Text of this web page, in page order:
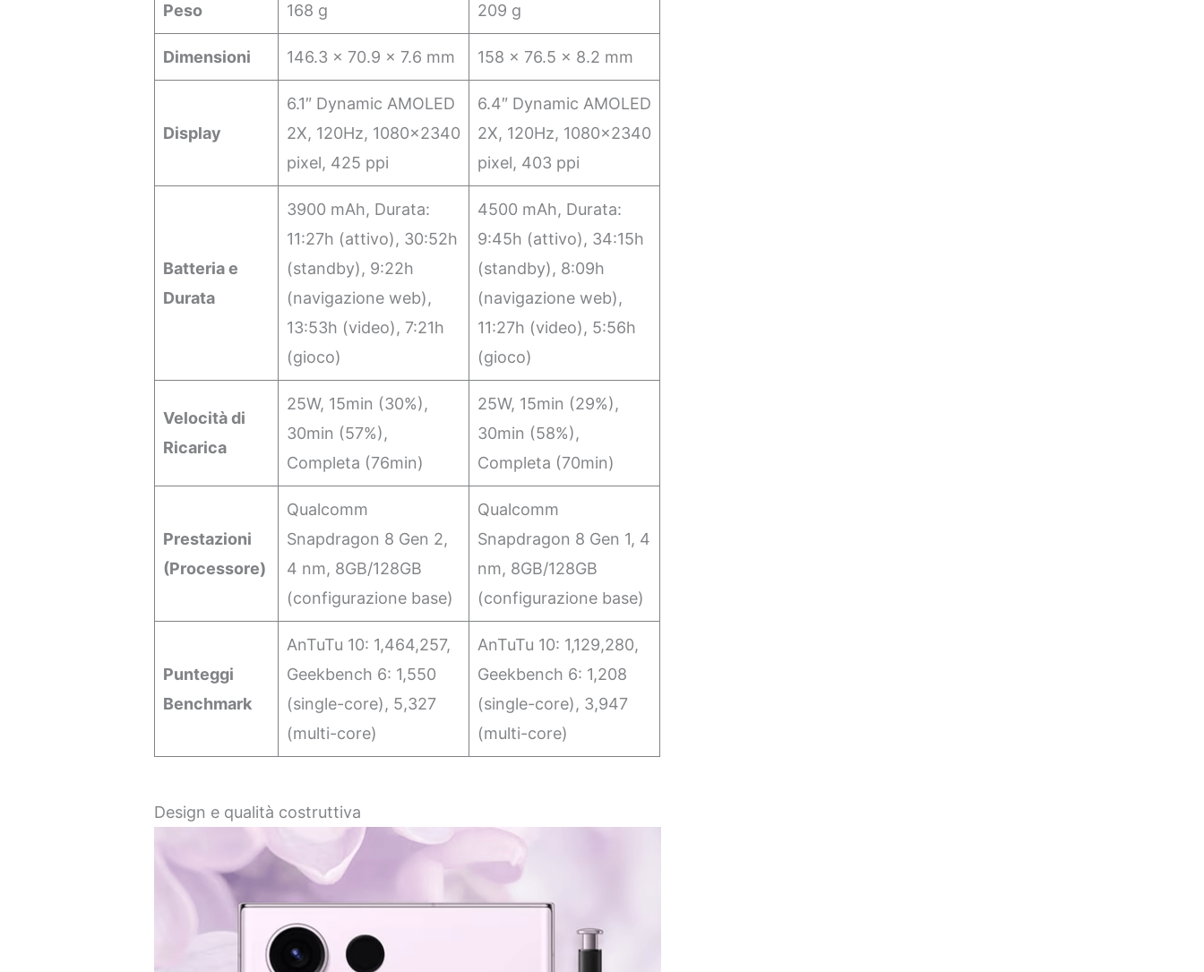
Peso 168 g 209 g
Dimensioni 146.3 x 70.9 x 7.6 mm 158 x 76.5 x 8.2 mm
Display
6.1″ Dynamic AMOLED
2X, 120Hz, 1080×2340
pixel, 425 ppi
6.4″ Dynamic AMOLED
2X, 120Hz, 1080×2340
pixel, 403 ppi
Batteria e
Durata
3900 mAh, Durata:
11:27h (attivo), 30:52h
(standby), 9:22h
(navigazione web),
13:53h (video), 7:21h
(gioco)
4500 mAh, Durata:
9:45h (attivo), 34:15h
(standby), 8:09h
(navigazione web),
11:27h (video), 5:56h
(gioco)
Velocità di
Ricarica
25W, 15min (30%),
30min (57%),
Completa (76min)
25W, 15min (29%),
30min (58%),
Completa (70min)
Prestazioni
(Processore)
Qualcomm
Snapdragon 8 Gen 2,
4 nm, 8GB/128GB
(configurazione base)
Qualcomm
Snapdragon 8 Gen 1, 4
nm, 8GB/128GB
(configurazione base)
Punteggi
Benchmark
AnTuTu 10: 1,464,257,
Geekbench 6: 1,550
(single-core), 5,327
(multi-core)
AnTuTu 10: 1,129,280,
Geekbench 6: 1,208
(single-core), 3,947
(multi-core)
Design e qualità costruttiva